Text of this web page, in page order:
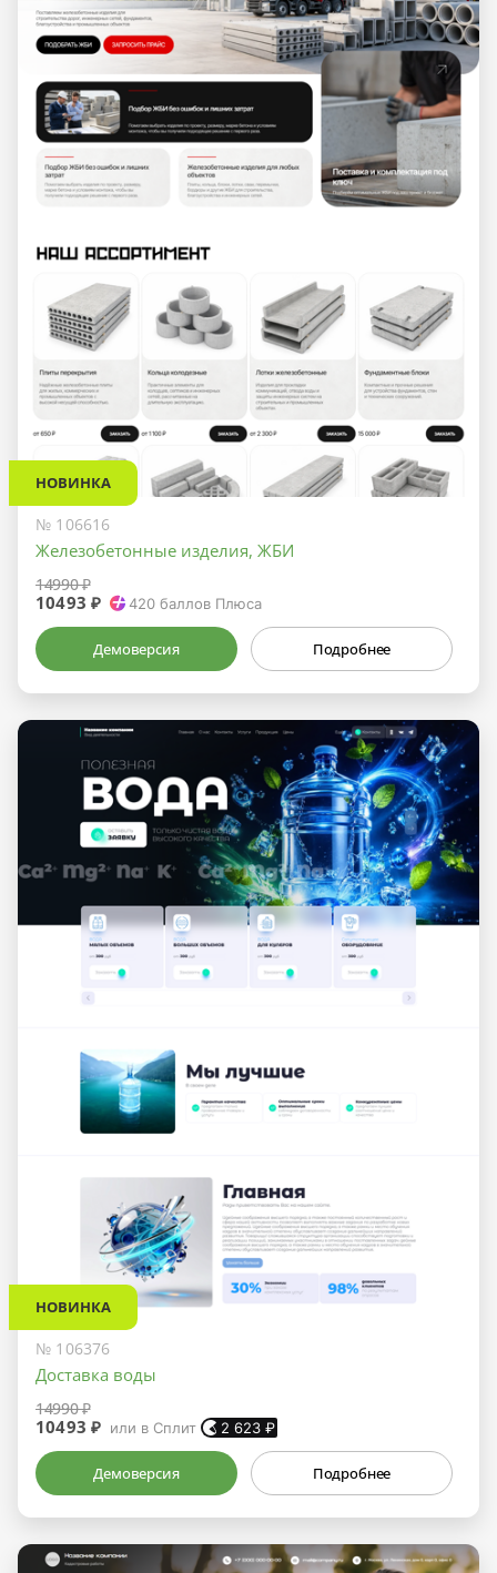
НОВИНКА
№ 106616
Железобетонные изделия, ЖБИ
14990 ₽
10493 ₽ 420 баллов Плюса
Демоверсия Подробнее
НОВИНКА
№ 106376
Доставка воды
14990 ₽
10493 ₽ или в Сплит 2 623 ₽
Демоверсия Подробнее